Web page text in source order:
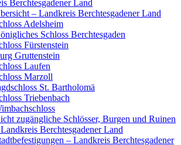
Berchtesgadener Land
– Landkreis Berchtesgadener Land
Adelsheim
Schloss Berchtesgaden
Fürstenstein
Gruttenstein
Laufen
Marzoll
St. Bartholomä
Triebenbach
zugängliche Schlösser, Burgen und Ruinen
Berchtesgadener Land
– Landkreis Berchtesgadener